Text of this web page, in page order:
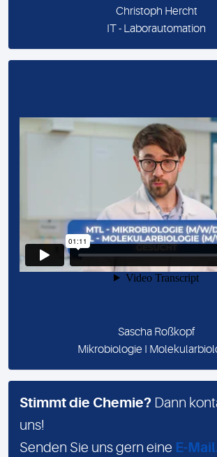
Christoph Hercht
IT - Laborautomation
Sascha Roßkopf
Mikrobiologie I
Stimmt die Chemie? Dann
uns!
Senden Sie uns gern eine E-